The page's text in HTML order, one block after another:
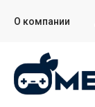
О компании